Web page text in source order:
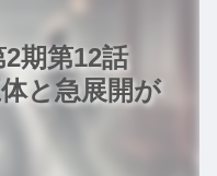
期第12話
と急展開が